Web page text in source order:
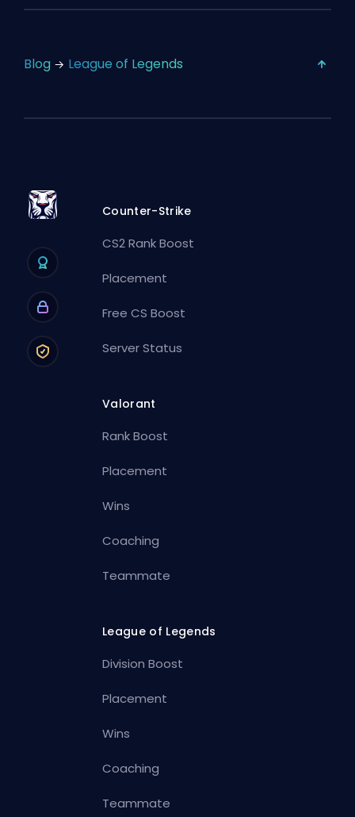
Blog League of Legends
Counter-Strike
CS2 Rank Boost
Placement
Free CS Boost
Server Status
Valorant
Rank Boost
Placement
Wins
Coaching
Teammate
League of Legends
Division Boost
Placement
Wins
Coaching
Teammate